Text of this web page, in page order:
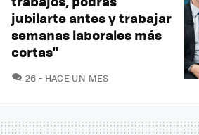
jubilarte antes y trabajar
semanas laborales más
cortas"
26 COMENTARIOS
HACE UN MES